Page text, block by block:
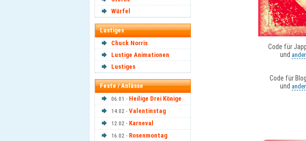
Würfel
Lustiges
Chuck Norris
Lustige Animationen
Lustiges
Feste / Anlässe
06.01 - Heilige Drei Könige
14.02 - Valentinstag
12.02 - Karneval
16.02 - Rosenmontag
Code für
und
Code für
und